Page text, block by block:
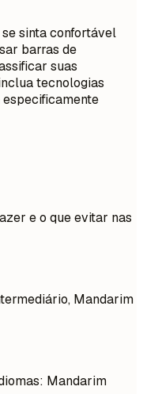
sinta confortável
barras de
suas
tecnologias
especificamente
e o que evitar nas
Mandarim
Mandarim